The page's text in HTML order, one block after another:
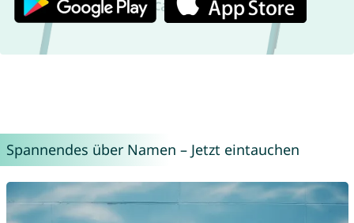
Spannendes über Namen – Jetzt eintauchen